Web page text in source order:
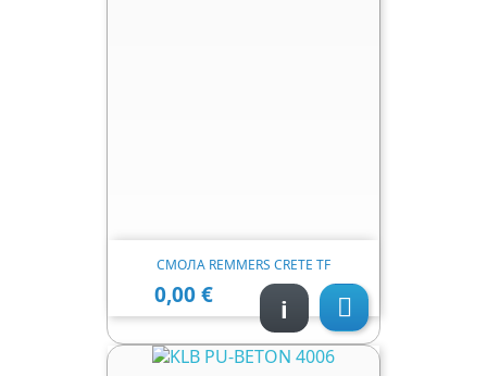
СМОЛА REMMERS CRETE TF
Ціна
0,00 € 
i